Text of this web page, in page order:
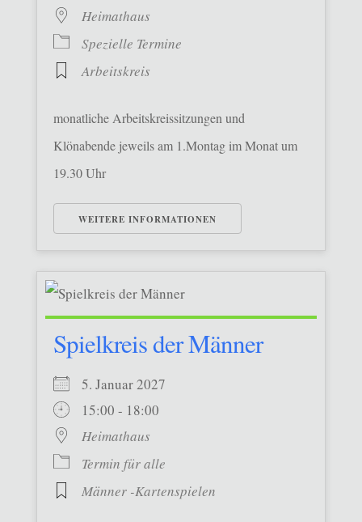
Heimathaus
Spezielle Termine
Arbeitskreis
monatliche Arbeitskreissitzungen und
Klönabende jeweils am 1.Montag im Monat um
19.30 Uhr
WEITERE INFORMATIONEN
Spielkreis der Männer
5. Januar 2027
15:00 - 18:00
Heimathaus
Termin für alle
Männer -Kartenspielen